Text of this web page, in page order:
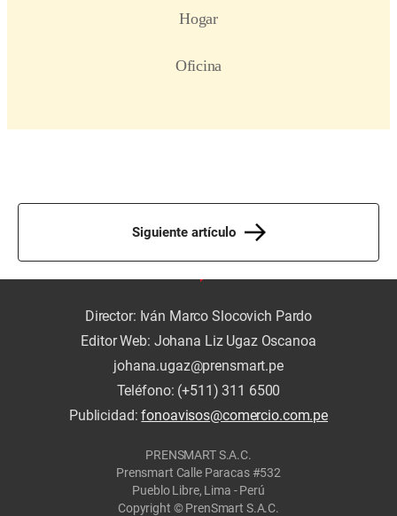
Siguiente artículo
Director: Iván Marco Slocovich Pardo
Editor Web: Johana Liz Ugaz Oscanoa
johana.ugaz@prensmart.pe
Teléfono: (+511) 311 6500
Publicidad:fonoavisos@comercio.com.pe
PRENSMART S.A.C.
Prensmart Calle Paracas #532
Pueblo Libre, Lima - Perú
Copyright © PrenSmart S.A.C.